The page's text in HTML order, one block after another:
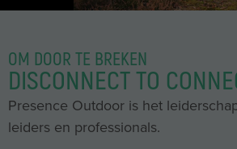
OM DOOR TE BREKEN
DISCONNECT TO
Presence Outdoor is het
leiders en professionals.